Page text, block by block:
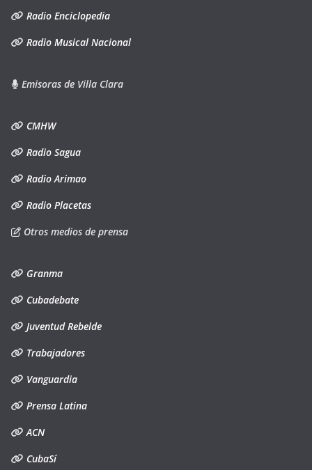
Radio Enciclopedia
Radio Musical Nacional
Emisoras de Villa Clara
CMHW
Radio Sagua
Radio Arimao
Radio Placetas
Otros medios de prensa
Granma
Cubadebate
Juventud Rebelde
Trabajadores
Vanguardia
Prensa Latina
ACN
CubaSí